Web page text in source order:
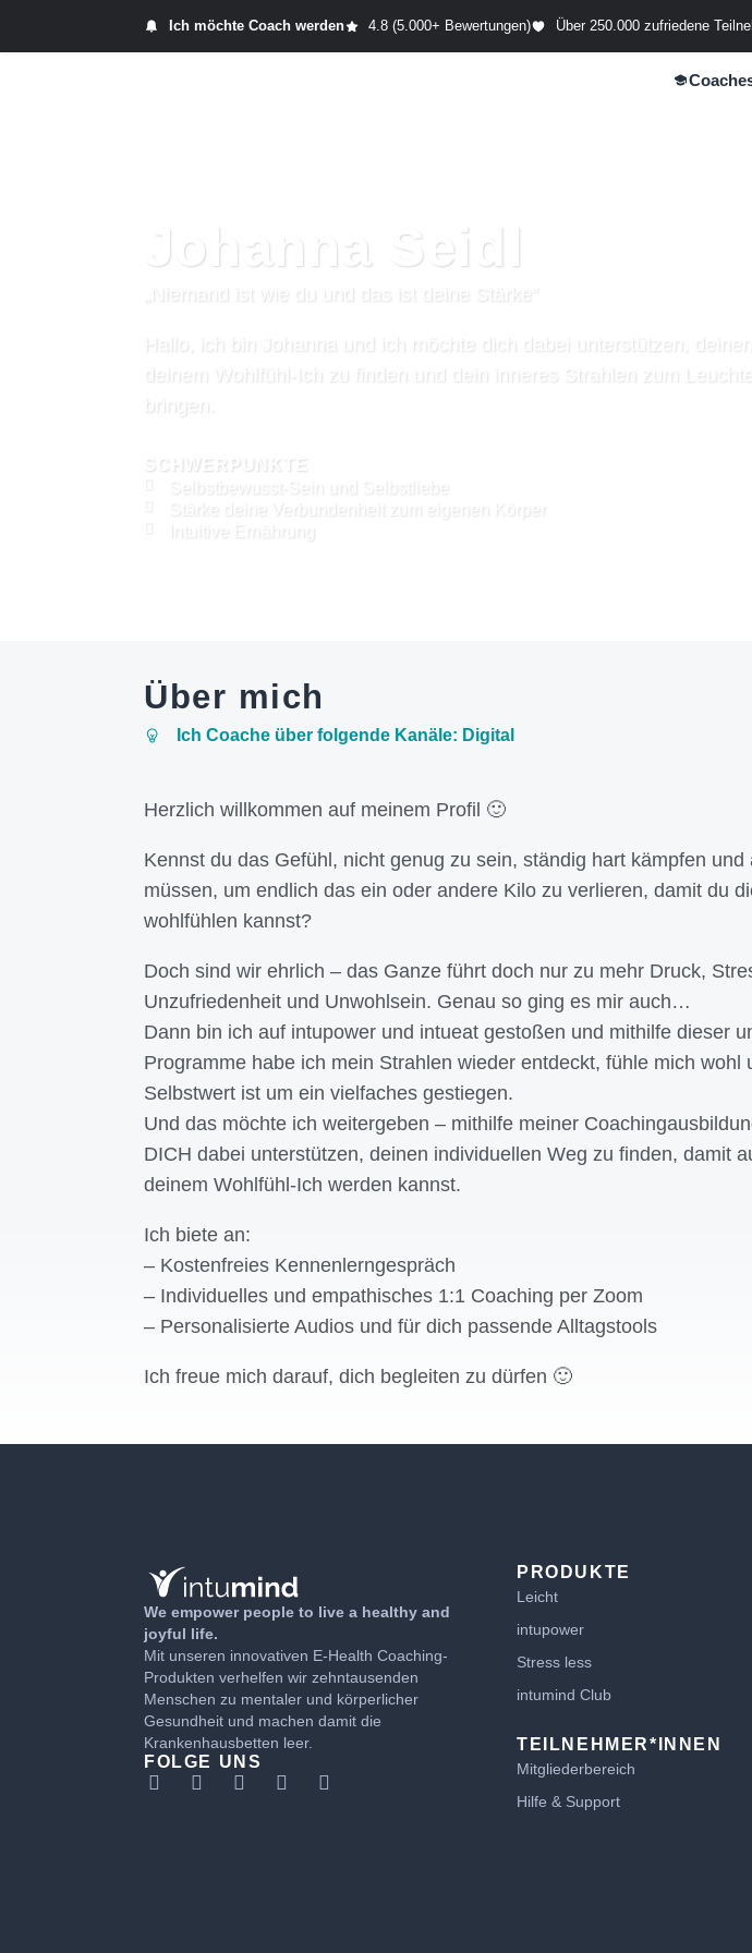
Ich möchte Coach werden 4.8 (5.000+ Bewertungen) Über 250.000 zufriedene
Johanna Seidl
„Niemand ist wie du und das ist deine Stärke“
Hallo, ich bin Johanna und ich möchte dich dabei unterstützen, deinen
deinem Wohlfühl-Ich zu finden und dein inneres Strahlen zum
bringen.
SCHWERPUNKTE
Selbstbewusst-Sein und Selbstliebe
Stärke deine Verbundenheit zum eigenen Körper
Intuitive Ernährung
Über mich
Ich Coache über folgende Kanäle: Digital
Herzlich willkommen auf meinem Profil 🙂
Kennst du das Gefühl, nicht genug zu sein, ständig hart kämpfen und
müssen, um endlich das ein oder andere Kilo zu verlieren, damit du
wohlfühlen kannst?
Doch sind wir ehrlich – das Ganze führt doch nur zu mehr Druck,
Unzufriedenheit und Unwohlsein. Genau so ging es mir auch…
Dann bin ich auf intupower und intueat gestoßen und mithilfe dieser
Programme habe ich mein Strahlen wieder entdeckt, fühle mich wohl
Selbstwert ist um ein vielfaches gestiegen.
Und das möchte ich weitergeben – mithilfe meiner
DICH dabei unterstützen, deinen individuellen Weg zu finden, damit
deinem Wohlfühl-Ich werden kannst.
Ich biete an:
– Kostenfreies Kennenlerngespräch
– Individuelles und empathisches 1:1 Coaching per Zoom
– Personalisierte Audios und für dich passende Alltagstools
Ich freue mich darauf, dich begleiten zu dürfen 🙂
We empower people to live a healthy and
joyful life.
Mit unseren innovativen E-Health Coaching-
Produkten verhelfen wir zehntausenden
Menschen zu mentaler und körperlicher
Gesundheit und machen damit die
Krankenhausbetten leer.
FOLGE UNS
PRODUKTE
Leicht
intupower
Stress less
intumind Club
TEILNEHMER*INNEN
Mitgliederbereich
Hilfe & Support